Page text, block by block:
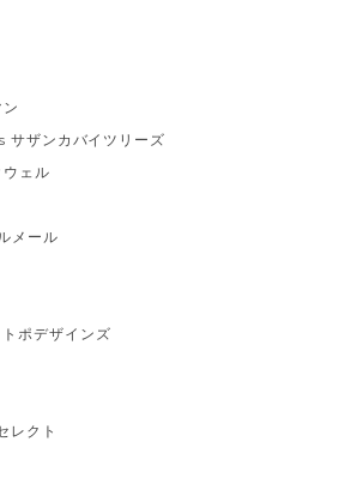
ザンカバイツリーズ
ェル
メール
ポデザインズ
クト